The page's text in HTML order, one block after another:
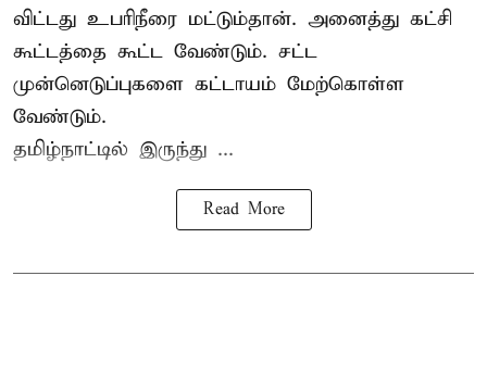
விட்டது உபரிநீரை மட்டும்தான். அனைத்து கட்சி
கூட்டத்தை கூட்ட வேண்டும். சட்ட
முன்னெடுப்புகளை கட்டாயம் மேற்கொள்ள
வேண்டும்.
தமிழ்நாட்டில் இருந்து ...
Read More